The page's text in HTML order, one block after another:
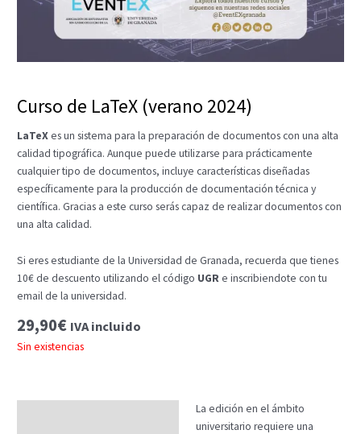
Curso de LaTeX (verano 2024)
LaTeXes un sistema para la preparación de documentos con una alta
calidad tipográfica. Aunque puede utilizarse para prácticamente
cualquier tipo de documentos, incluye características diseñadas
específicamente para la producción de documentación técnica y
científica. Gracias a este curso serás capaz de realizar documentos con
una alta calidad.
Si eres estudiante de la Universidad de Granada, recuerda que tienes
10€ de descuento utilizando el código UGRe inscribiendote con tu
email de la universidad.
29,90€ IVA incluido
Sin existencias
La edición en el ámbito
universitario requiere una